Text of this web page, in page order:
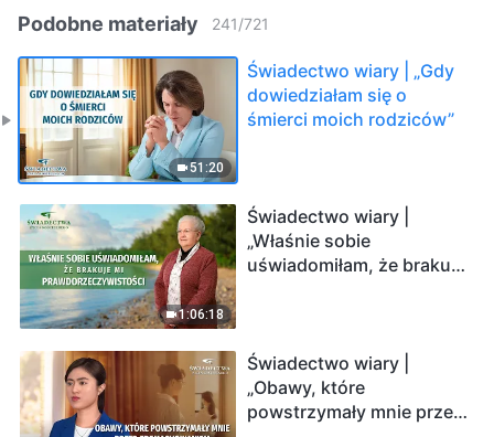
Podobne materiały 241/721
51:20
Świadectwo wiary | „Gdy
dowiedziałam się o
śmierci moich rodziców”
1:06:18
Świadectwo wiary |
„Właśnie sobie
uświadomiłam, że brakuje
Świadectwo wiary |
„Obawy, które
powstrzymały mnie przed